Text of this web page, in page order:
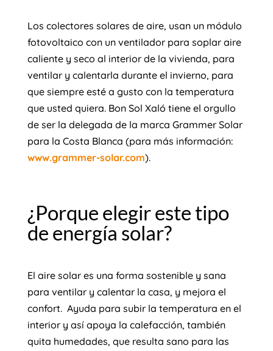
Los colectores solares de aire, usan un módulo
fotovoltaico con un ventilador para soplar aire
caliente y seco al interior de la vivienda, para
ventilar y calentarla durante el invierno, para
que siempre esté a gusto con la temperatura
que usted quiera. Bon Sol Xaló tiene el orgullo
de ser la delegada de la marca Grammer Solar
para la Costa Blanca (para más información:
www.grammer-solar.com).
¿Porque elegir este tipo
de energía solar?
El aire solar es una forma sostenible y sana
para ventilar y calentar la casa, y mejora el
confort. Ayuda para subir la temperatura en el
interior y así apoya la calefacción, también
quita humedades, que resulta sano para las